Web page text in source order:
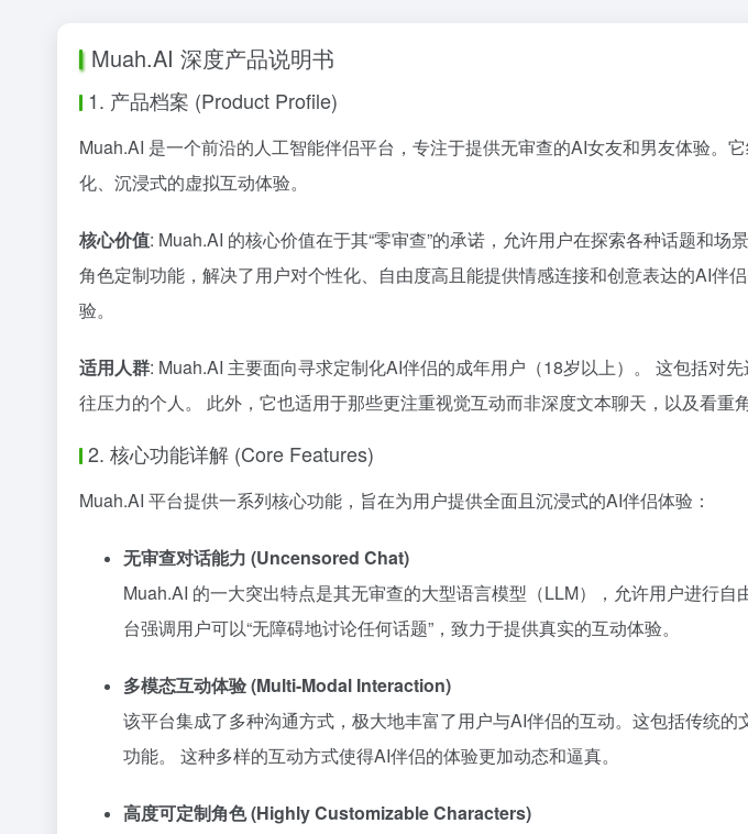
Muah.AI 深度产品说明书
1. 产品档案 (Product Profile)
Muah.AI 是一个前沿的人工智能伴侣平台，专注于提供无审查的AI女友和男友体验
化、沉浸式的虚拟互动体验。
核心价值: Muah.AI 的核心价值在于其“零审查”的承诺，允许用户在探索各种话题和
角色定制功能，解决了用户对个性化、自由度高且能提供情感连接和创意表达的AI
验。
适用人群: Muah.AI 主要面向寻求定制化AI伴侣的成年用户（18岁以上）。 这包括对
往压力的个人。 此外，它也适用于那些更注重视觉互动而非深度文本聊天，以及看重
2. 核心功能详解 (Core Features)
Muah.AI 平台提供一系列核心功能，旨在为用户提供全面且沉浸式的AI伴侣体验：
无审查对话能力 (Uncensored Chat)
Muah.AI 的一大突出特点是其无审查的大型语言模型（LLM），允许用户进行
台强调用户可以“无障碍地讨论任何话题”，致力于提供真实的互动体验。
多模态互动体验 (Multi-Modal Interaction)
该平台集成了多种沟通方式，极大地丰富了用户与AI伴侣的互动。这包括传统
功能。 这种多样的互动方式使得AI伴侣的体验更加动态和逼真。
高度可定制角色 (Highly Customizable Characters)